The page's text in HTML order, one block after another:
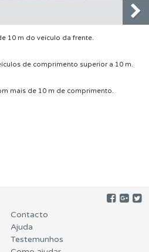
10 m do veículo da frente.
de comprimento superior a 10 m.
mais de 10 m de comprimento.
Contacto
Ajuda
Testemunhos